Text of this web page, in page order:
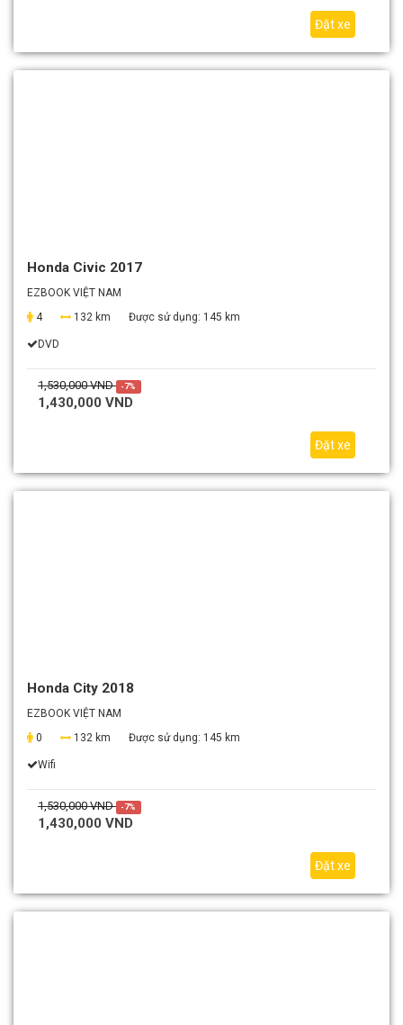
Đặt xe
Honda Civic 2017
EZBOOK VIỆT NAM
4
132 km Được sử dụng: 145 km
DVD
1,530,000 VND -7%
1,430,000 VND
Đặt xe
Honda City 2018
EZBOOK VIỆT NAM
0
132 km Được sử dụng: 145 km
Wifi
1,530,000 VND -7%
1,430,000 VND
Đặt xe